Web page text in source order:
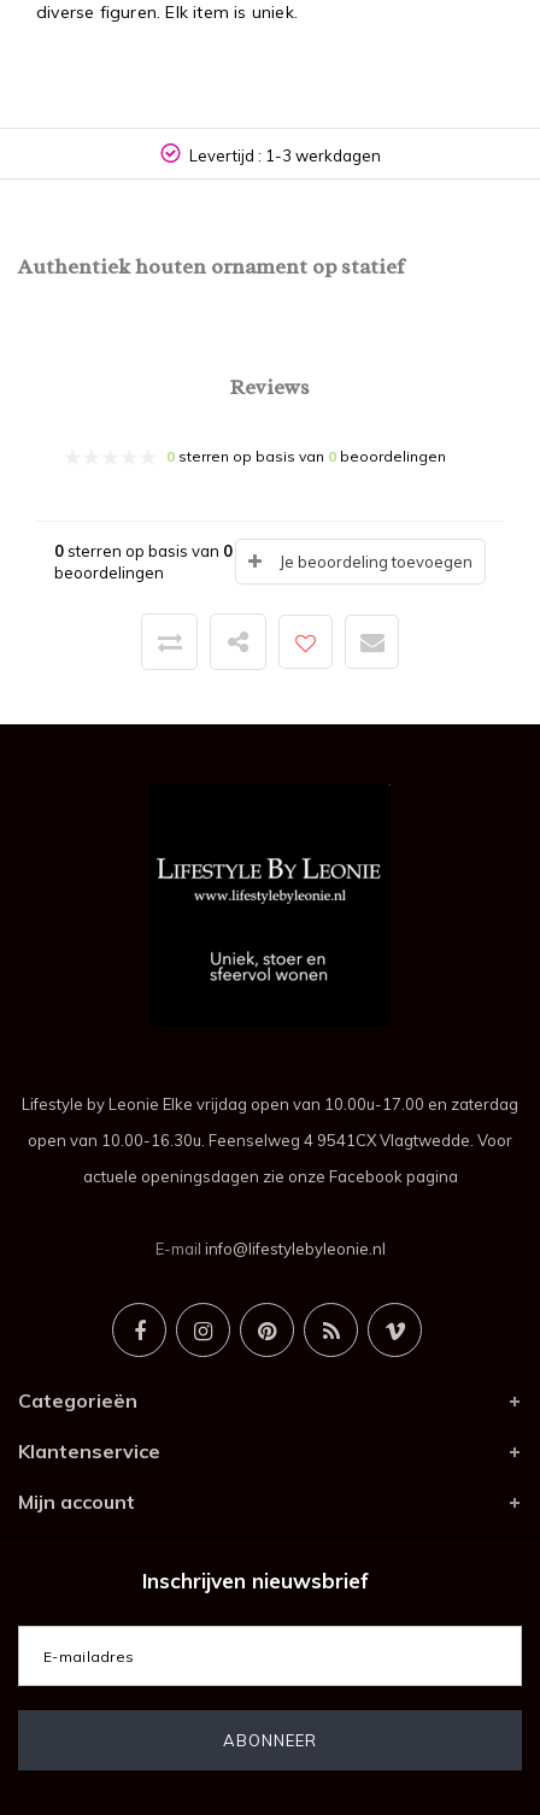
diverse figuren. Elk item is uniek.
Levertijd : 1-3 werkdagen
Authentiek houten ornament op statief
Reviews
0 sterren op basis van 0 beoordelingen
0sterren op basis van 0
beoordelingen
Je beoordeling toevoegen
Lifestyle by Leonie Elke vrijdag open van 10.00u-17.00 en zaterdag
open van 10.00-16.30u. Feenselweg 4 9541CX Vlagtwedde. Voor
actuele openingsdagen zie onze Facebook pagina
E-mail info@lifestylebyleonie.nl
Categorieën
Klantenservice
Mijn account
Inschrijven nieuwsbrief